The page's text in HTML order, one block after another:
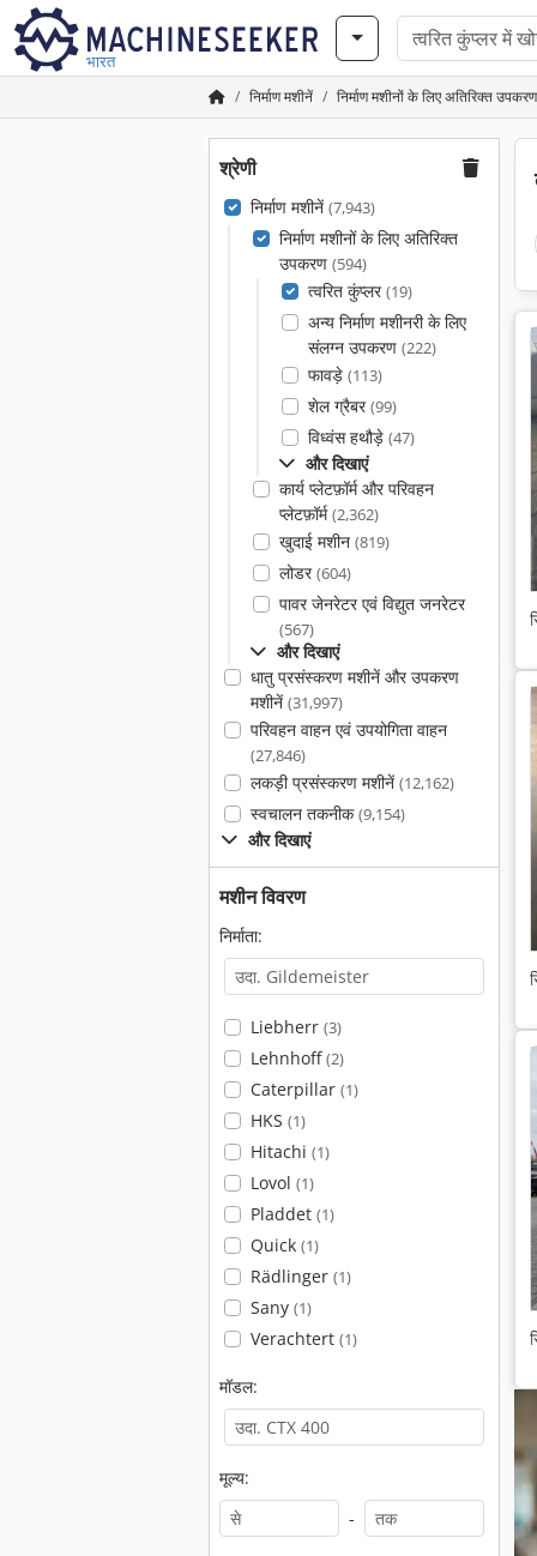
भारत
निर्माण मशीनें निर्माण मशीनों के लिए अतिरिक्त उपकरण
श्रेणी
निर्माण मशीनें (7,943)
निर्माण मशीनों के लिए अतिरिक्त
उपकरण (594)
त्वरित कुंप्लर(19)
अन्य निर्माण मशीनरी के लिए
संलग्न उपकरण (222)
फावड़े (113)
शेल ग्रैबर(99)
विध्वंस हथौड़े (47)
और दिखाएं
कार्य प्लेटफ़ॉर्म और परिवहन
प्लेटफ़ॉर्म(2,362)
खुदाई मशीन (819)
लोडर(604)
पावर जेनरेटर एवं विद्युत जनरेटर
(567)
और दिखाएं
धातु प्रसंस्करण मशीनें और उपकरण
मशीनें (31,997)
परिवहन वाहन एवं उपयोगिता वाहन
(27,846)
लकड़ी प्रसंस्करण मशीनें (12,162)
स्वचालन तकनीक(9,154)
और दिखाएं
मशीन विवरण
निर्माता:
Liebherr (3)
Lehnhoff(2)
Caterpillar (1)
HKS (1)
Hitachi (1)
Lovol (1)
Pladdet (1)
Quick (1)
Rädlinger (1)
Sany (1)
Verachtert (1)
मॉडल:
मूल्य:
-